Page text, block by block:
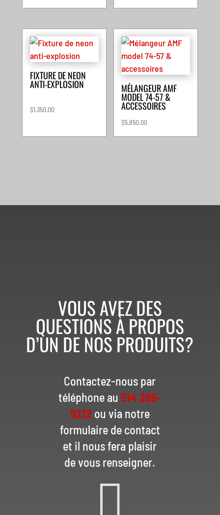
FIXTURE DE NEON
ANTI-EXPLOSION
$1,350.00
MÉLANGEUR AMF
MODEL 74-57 &
ACCESSOIRES
$5,850.00
VOUS AVEZ DES
QUESTIONS À PROPOS
D’UN DE NOS PRODUITS?
Contactez-nous par
téléphone au 514 295-
9212ou via notre
formulaire de contact
et il nous fera plaisir
de vous renseigner.
